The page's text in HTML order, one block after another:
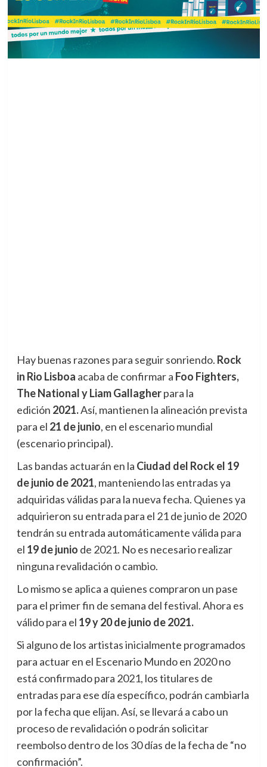
Hay buenas razones para seguir sonriendo. Rock
in Rio Lisboa acaba de confirmar a Foo Fighters,
The National y Liam Gallagherpara la
edición 2021.Así, mantienen la alineación prevista
para el 21 de junio, en el escenario mundial
(escenario principal).
Las bandas actuarán en la Ciudad del Rock el 19
de junio de 2021, manteniendo las entradas ya
adquiridas válidas para la nueva fecha. Quienes ya
adquirieron su entrada para el 21 de junio de 2020
tendrán su entrada automáticamente válida para
el 19 de junio de 2021. No es necesario realizar
ninguna revalidación o cambio.
Lo mismo se aplica a quienes compraron un pase
para el primer fin de semana del festival. Ahora es
válido para el 19 y 20 de junio de 2021.
Si alguno de los artistas inicialmente programados
para actuar en el Escenario Mundo en 2020 no
está confirmado para 2021, los titulares de
entradas para ese día específico, podrán cambiarla
por la fecha que elijan. Así, se llevará a cabo un
proceso de revalidación o podrán solicitar
reembolso dentro de los 30 días de la fecha de “no
confirmación”.